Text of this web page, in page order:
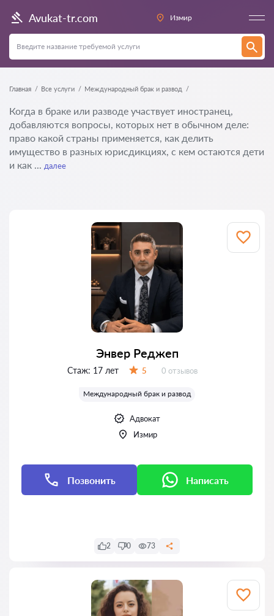
Avukat-tr.com Измир
Главная Все услуги Международный брак и развод
Когда в браке или разводе участвует иностранец,
добавляются вопросы, которых нет в обычном деле:
право какой страны применяется, как делить
имущество в разных юрисдикциях, с кем остаются дети
и как ... далее
Энвер Реджеп
Стаж: 17 лет 5 Отзывов:
0 отзывов
Международный брак и развод
Адвокат
Измир
Позвонить Написать
2 0 73